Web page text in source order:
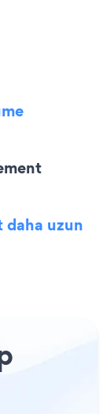
daha uzun